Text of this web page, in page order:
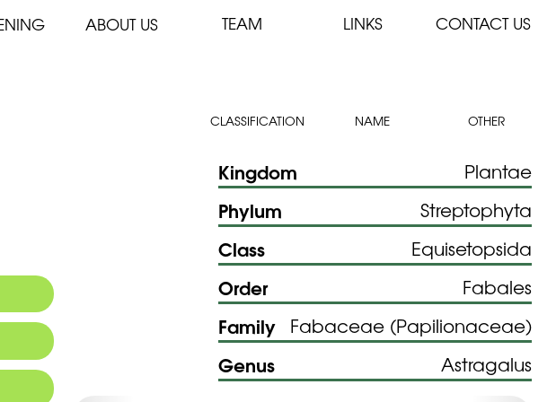
ABOUT US TEAM LINKS CONTACT US
CLASSIFICATION NAME OTHER
Kingdom Plantae
Phylum Streptophyta
Class Equisetopsida
Order Fabales
Family Fabaceae (Papilionaceae)
Genus Astragalus